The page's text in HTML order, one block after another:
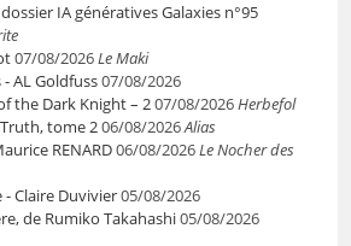
IA génératives Galaxies n°95
07/08/2026Le Maki
AL Goldfuss07/08/2026
the Dark Knight – 207/08/2026Herbefol
tome 206/08/2026Alias
RENARD06/08/2026Le Nocher des
- Claire Duvivier05/08/2026
de Rumiko Takahashi05/08/2026